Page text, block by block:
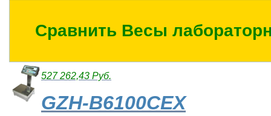
Сравнить Весы
527 262,43 Руб.
GZH-B6100CEX